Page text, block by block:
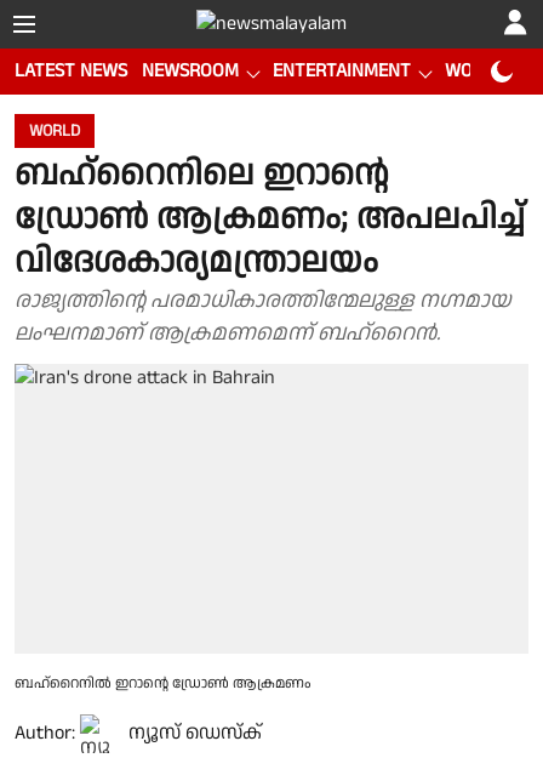
LATEST NEWS NEWSROOM ENTERTAINMENT WORLD CUP
WORLD
ബഹ്റൈനിലെ ഇറാൻ്റെ
ഡ്രോൺ ആക്രമണം; അപലപിച്ച്
വിദേശകാര്യമന്ത്രാലയം
രാജ്യത്തിൻ്റെ പരമാധികാരത്തിന്മേലുള്ള നഗ്നമായ
ലംഘനമാണ് ആക്രമണമെന്ന് ബഹ്റൈൻ.
ബഹ്റൈനിൽ ഇറാൻ്റെ ഡ്രോൺ ആക്രമണം
Author: ന്യൂസ് ഡെസ്ക്